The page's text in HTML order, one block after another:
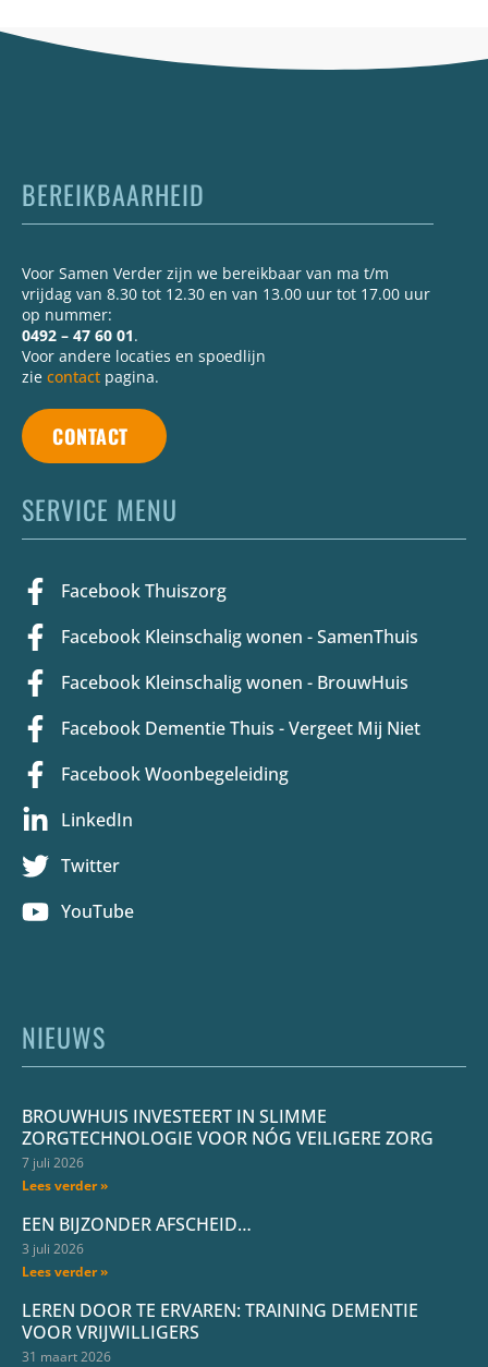
BEREIKBAARHEID
Voor Samen Verder zijn we bereikbaar van ma t/m
vrijdag van 8.30 tot 12.30 en van 13.00 uur tot 17.00 uur
op nummer:
0492 – 47 60 01.
Voor andere locaties en spoedlijn
zie contact pagina.
CONTACT
SERVICE MENU
Facebook Thuiszorg
Facebook Kleinschalig wonen - SamenThuis
Facebook Kleinschalig wonen - BrouwHuis
Facebook Dementie Thuis - Vergeet Mij Niet
Facebook Woonbegeleiding
LinkedIn
Twitter
YouTube
NIEUWS
BROUWHUIS INVESTEERT IN SLIMME
ZORGTECHNOLOGIE VOOR NÓG VEILIGERE ZORG
7 juli 2026
Lees verder »
EEN BIJZONDER AFSCHEID…
3 juli 2026
Lees verder »
LEREN DOOR TE ERVAREN: TRAINING DEMENTIE
VOOR VRIJWILLIGERS
31 maart 2026